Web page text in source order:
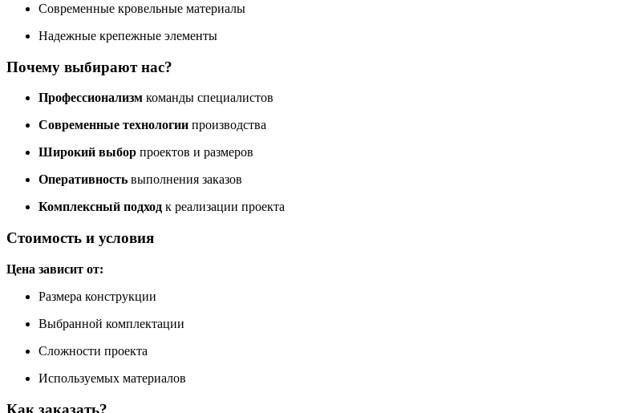
Современные кровельные материалы
Надежные крепежные элементы
Почему выбирают нас?
Профессионализм команды специалистов
Современные технологии производства
Широкий выбор проектов и размеров
Оперативность выполнения заказов
Комплексный подход к реализации проекта
Стоимость и условия
Цена зависит от:
Размера конструкции
Выбранной комплектации
Сложности проекта
Используемых материалов
Как заказать?